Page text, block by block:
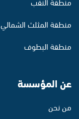
منطقة المثلث الشمالي
منطقة البطوف
عن المؤسسة
من نحن